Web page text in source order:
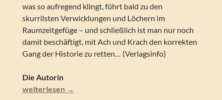
was so aufregend klingt, führt bald zu den
skurrilsten Verwicklungen und Löchern im
Raumzeitgefüge – und schließlich ist man nur noch
damit beschäftigt, mit Ach und Krach den korrekten
Gang der Historie zu retten… (Verlagsinfo)
Die Autorin
Connie Willis – Die Farben der Zeit. Zeitreise-Roman
weiterlesen →